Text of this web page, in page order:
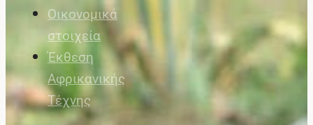
Οικονομικά
στοιχεία
Έκθεση
Αφρικανικής
Τέχνης